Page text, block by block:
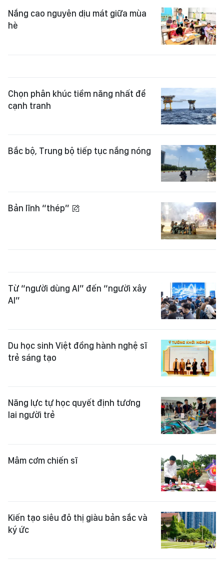
Nắng cao nguyên dịu mát giữa mùa
hè
Chọn phân khúc tiềm năng nhất để
cạnh tranh
Bắc bộ, Trung bộ tiếp tục nắng nóng
Bản lĩnh “thép”
Từ “người dùng AI” đến “người xây
AI”
Du học sinh Việt đồng hành nghệ sĩ
trẻ sáng tạo
Năng lực tự học quyết định tương
lai người trẻ
Mâm cơm chiến sĩ
Kiến tạo siêu đô thị giàu bản sắc và
ký ức